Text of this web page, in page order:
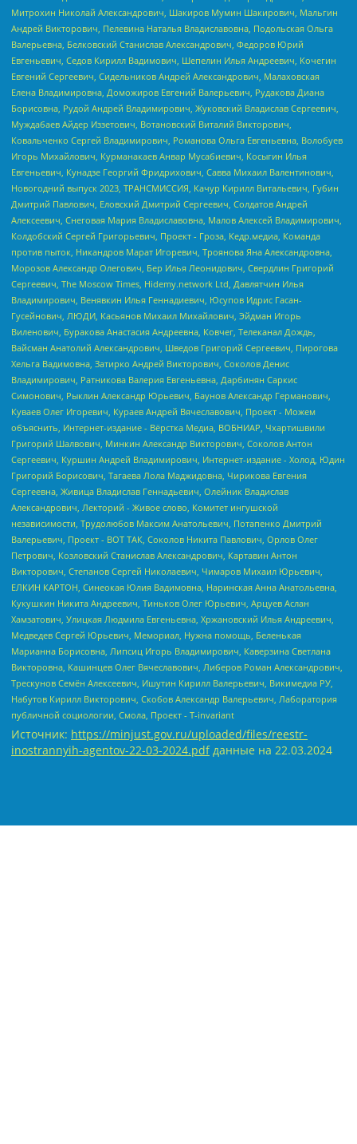
Источник: https://minjust.gov.ru/uploaded/files/reestr-
inostrannyih-agentov-22-03-2024.pdfданные на 22.03.2024